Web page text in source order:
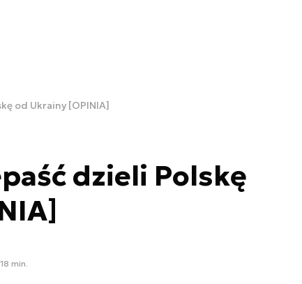
od Ukrainy [OPINIA]
dzieli Polskę
18 min.